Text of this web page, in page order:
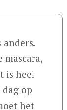
mascara,
is heel
op
het